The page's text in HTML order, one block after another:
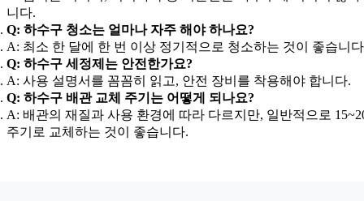
니다.
Q: 하수구 청소는 얼마나 자주 해야 하나요?
A: 최소 한 달에 한 번 이상 정기적으로 청소하는 것이 좋습니
Q: 하수구 세정제는 안전한가요?
A: 사용 설명서를 꼼꼼히 읽고, 안전 장비를 착용해야 합니다.
Q: 하수구 배관 교체 주기는 어떻게 되나요?
A: 배관의 재질과 사용 환경에 따라 다르지만, 일반적으로
주기로 교체하는 것이 좋습니다.